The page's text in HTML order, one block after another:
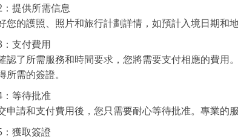
提供所需信息
您的護照、照片和旅行計劃詳情，如預計入境日期和
支付費用
認了所需服務和時間要求，您將需要支付相應的費用
所需的簽證。
：等待批准
申請和支付費用後，您只需要耐心等待批准。專業的
獲取簽證